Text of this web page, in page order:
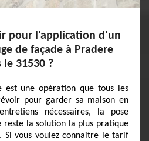
pour l'application d'un
de façade à Pradere
le 31530 ?
est une opération que tous les
pour garder sa maison en
nécessaires, la pose
reste la solution la plus pratique
Si vous voulez connaitre le tarif